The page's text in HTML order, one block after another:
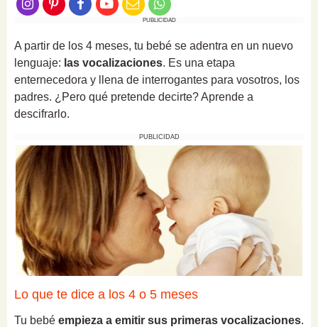
PUBLICIDAD
A partir de los 4 meses, tu bebé se adentra en un nuevo
lenguaje: las vocalizaciones. Es una etapa
enternecedora y llena de interrogantes para vosotros, los
padres. ¿Pero qué pretende decirte? Aprende a
descifrarlo.
PUBLICIDAD
Lo que te dice a los 4 o 5 meses
Tu bebé empieza a emitir sus primeras vocalizaciones.